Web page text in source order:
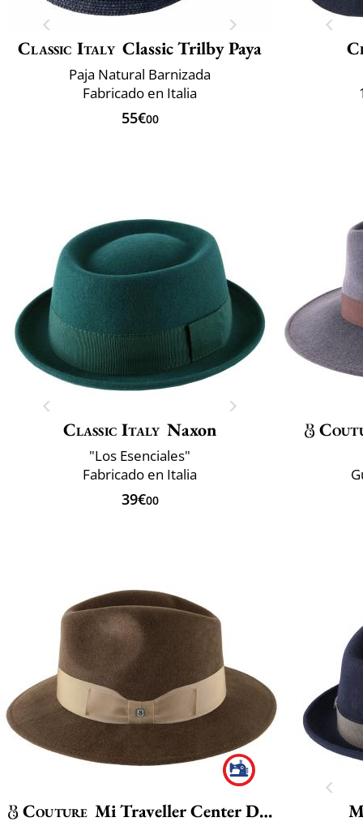
Classic Italy Classic Trilby Paya
Paja Natural Barnizada
Fabricado en Italia
55€00
Classic Italy Naxon
"Los Esenciales"
Fabricado en Italia
39€00
Couture Mi Traveller Center Dent